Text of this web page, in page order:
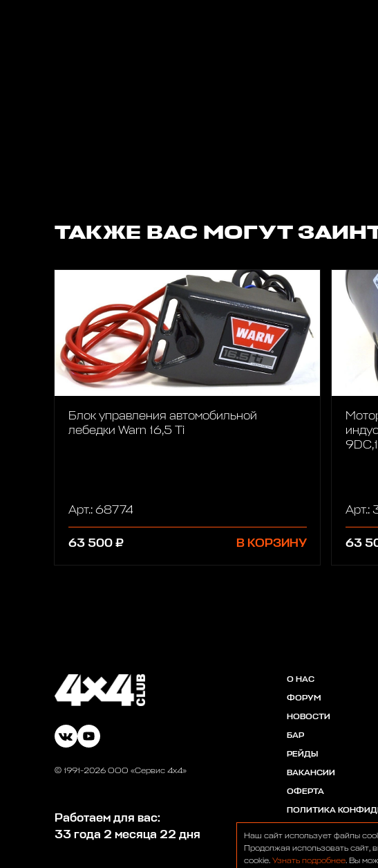
ТАКЖЕ ВАС МОГУТ
Блок управления автомобильной
лебедки Warn 16,5 Ti
Арт.: 68774
63 500 ₽ В КОРЗИНУ
Арт.:
63
© 1991-2026 ООО «Сервис 4х4»
Работаем для вас:
33 года 2 месяца 22 дня
О НАС
ФОРУМ
НОВОСТИ
БАР
РЕЙДЫ
ВАКАНСИИ
ОФЕРТА
ПОЛИТИКА
Наш сайт использует файлы
Продолжая использовать сайт,
cookie. Узнать подробнее. Вы